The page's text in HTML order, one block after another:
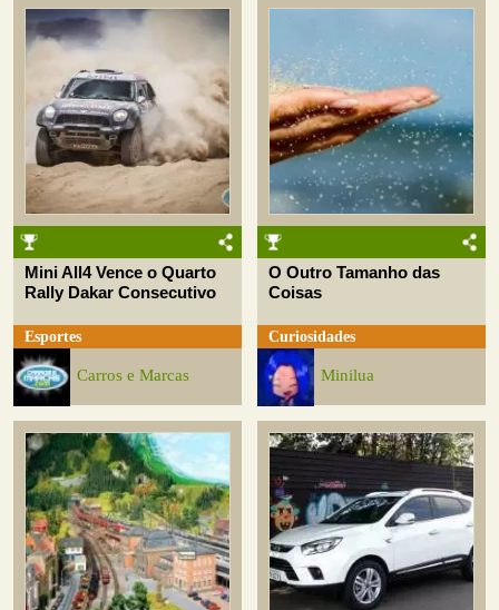
Mini All4 Vence o Quarto
Rally Dakar Consecutivo
Esportes
Carros e Marcas
O Outro Tamanho das
Coisas
Curiosidades
Minilua